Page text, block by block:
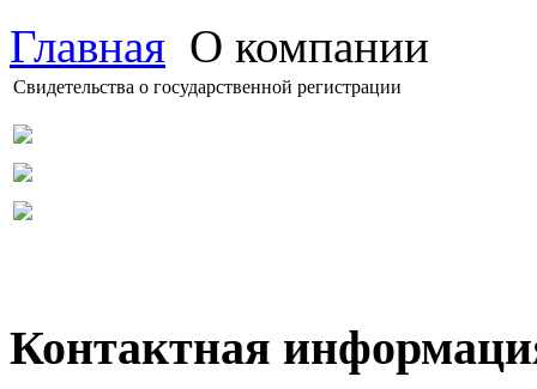
Главная О компании
Свидетельства о государственной регистрации
Контактная